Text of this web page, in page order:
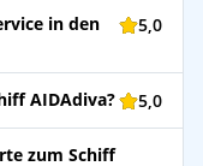
in den
5,0
AIDAdiva? 5,0
zum Schiff